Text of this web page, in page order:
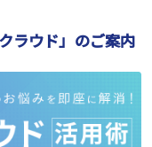
ラウド」のご案内